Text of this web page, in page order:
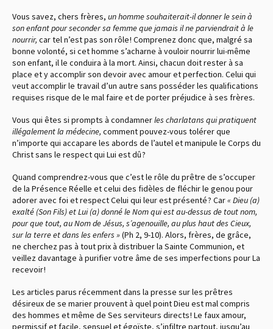
Vous savez, chers frères, un homme souhaiterait-il donner le sein à
son enfant pour seconder sa femme que jamais il ne parviendrait à le
nourrir, car tel n’est pas son rôle ! Comprenez donc que, malgré sa
bonne volonté, si cet homme s’acharne à vouloir nourrir lui-même
son enfant, il le conduira à la mort. Ainsi, chacun doit rester à sa
place et y accomplir son devoir avec amour et perfection. Celui qui
veut accomplir le travail d’un autre sans posséder les qualifications
requises risque de le mal faire et de porter préjudice à ses frères.
Vous qui êtes si prompts à condamnerles charlatans qui pratiquent
illégalement la médecine, comment pouvez-vous tolérer que
n’importe qui accapare les abords de l’autel et manipule le Corps du
Christ sans le respect qui Lui est dû ?
Quand comprendrez-vous que c’est le rôle du prêtre de s’occuper
de la Présence Réelle et celui des fidèles de fléchir le genou pour
adorer avec foi et respect Celui qui leur est présenté ? Car« Dieu (a)
exalté (Son Fils) et Lui (a) donné le Nom qui est au-dessus de tout nom,
pour que tout, au Nom de Jésus, s’agenouille, au plus haut des Cieux,
sur la terre et dans les enfers »(Ph 2, 9-10). Alors, frères, de grâce,
ne cherchez pas à tout prix à distribuer la Sainte Communion, et
veillez davantage à purifier votre âme de ses imperfections pour La
recevoir !
Les articles parus récemment dans la presse sur les prêtres
désireux de se marier prouvent à quel point Dieu est mal compris
des hommes et même de Ses serviteurs directs ! Le faux amour,
permissif et facile, sensuel et égoïste, s’infiltre partout, jusqu’au